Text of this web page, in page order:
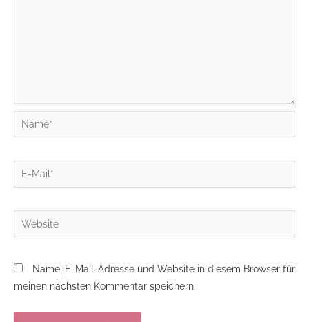
Name*
E-
Mail*
Website
Name, E-Mail-Adresse und Website in diesem Browser für
meinen nächsten Kommentar speichern.